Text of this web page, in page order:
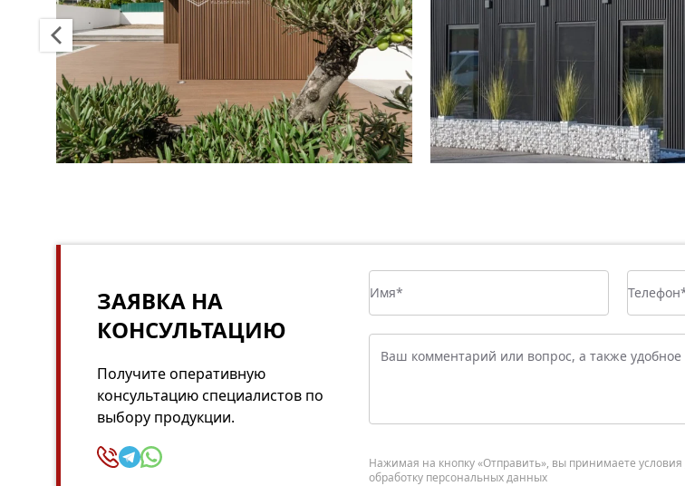
ЗАЯВКА НА
КОНСУЛЬТАЦИЮ
Получите оперативную
консультацию специалистов по
выбору продукции.
Нажимая на кнопку «Отправить», вы принимаете условия
обработку персональных данных